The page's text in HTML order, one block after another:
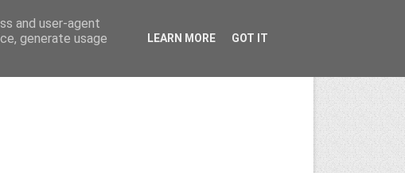
and user-agent
generate usage
LEARN MORE GOT IT